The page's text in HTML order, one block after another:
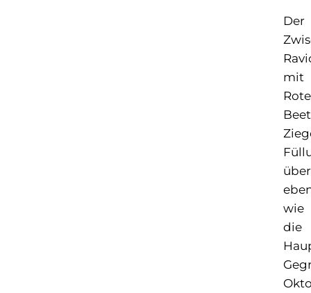
Der
mit
wie
die